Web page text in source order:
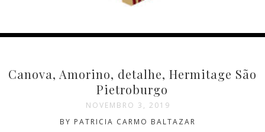
Canova, Amorino, detalhe, Hermitage São
Pietroburgo
NOVEMBRO 3, 2019
BY PATRICIA CARMO BALTAZAR